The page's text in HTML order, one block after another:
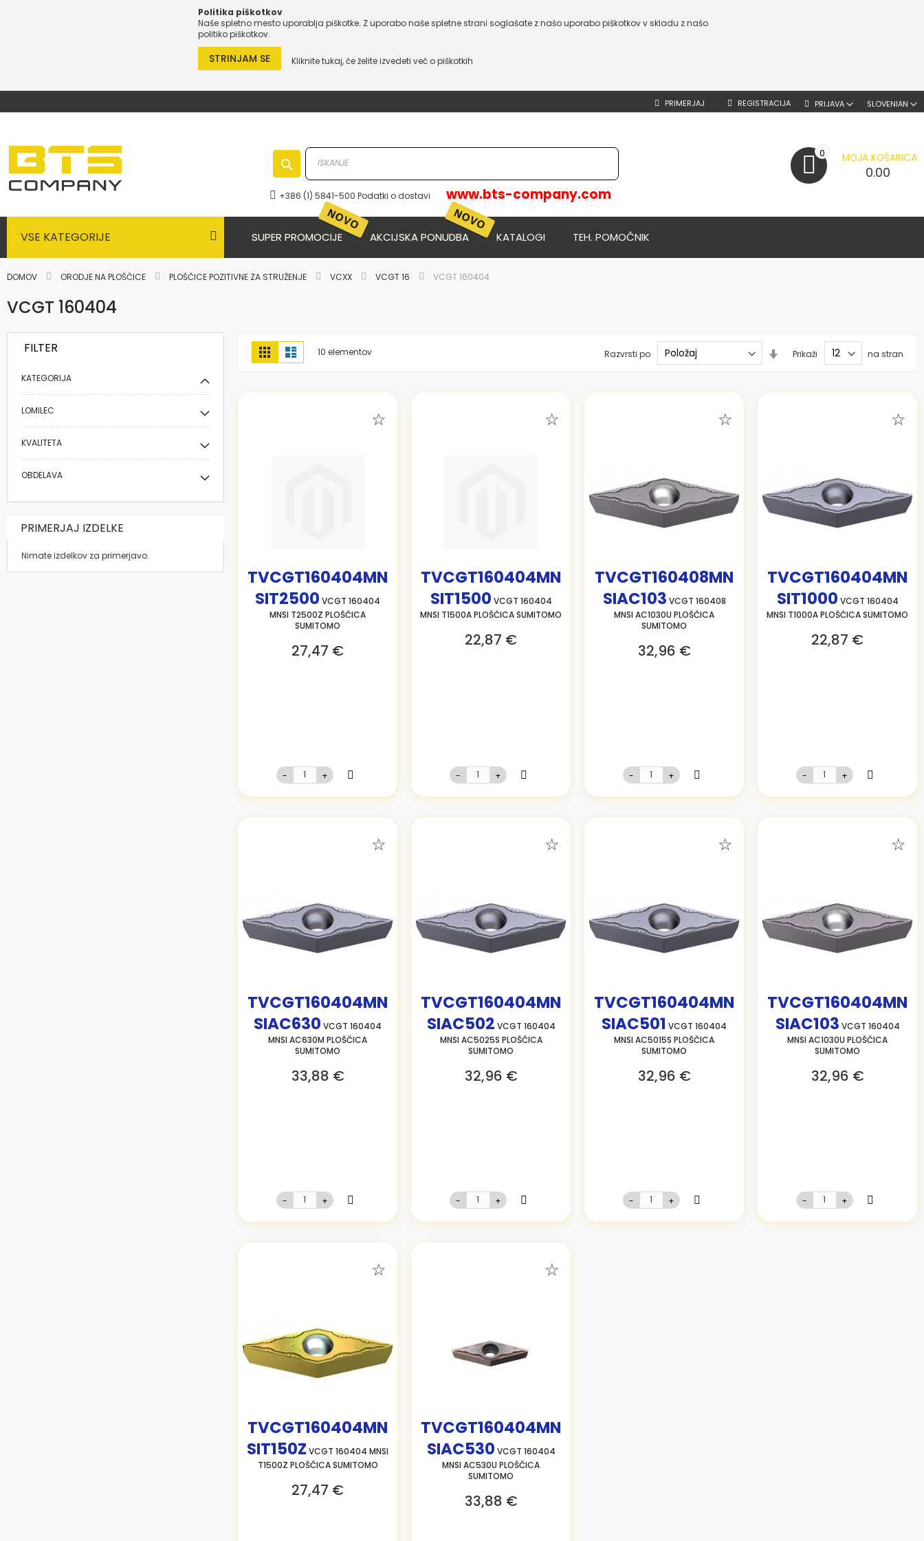
Politika piškotkov
Naše spletno mesto uporablja piškotke. Z uporabo naše spletne strani soglašate z našo uporabo piškotkov v skladu z našo
politiko piškotkov.
Kliknite tukaj, če želite izvedeti več o piškotkih
STRINJAM SE
SLOVENIAN
PRIMERJAJ PRIJAVA
REGISTRACIJA
+386 (1) 5841-500 Podatki o dostavi www.bts-company.com
MOJA KOŠARICA
0.00
0
VSE KATEGORIJE SUPER PROMOCIJE AKCIJSKA PONUDBA KATALOGI TEH. POMOČNIK
DOMOV ORODJE NA PLOŠČICE PLOŠČICE POZITIVNE ZA STRUŽENJE VCXX VCGT 16 VCGT 160404
VCGT 160404
Prikaži
kot
MrežaSeznam
10 elementov Prikaži na stran
Razvrsti po
Nastavi
TVCGT160404MN
SIT2500 VCGT 160404
MNSI T2500Z PLOŠČICA
SUMITOMO
27,47 €
- +
TVCGT160404MN
SIT1500 VCGT 160404
MNSI T1500A PLOŠČICA SUMITOMO
22,87 €
- +
TVCGT160408MN
SIAC103 VCGT 160408
MNSI AC1030U PLOŠČICA
SUMITOMO
32,96 €
- +
TVCGT160404MN
SIT1000 VCGT 160404
MNSI T1000A PLOŠČICA SUMITOMO
22,87 €
- +
TVCGT160404MN
SIAC630 VCGT 160404
MNSI AC630M PLOŠČICA
SUMITOMO
33,88 €
- +
TVCGT160404MN
SIAC502 VCGT 160404
MNSI AC5025S PLOŠČICA
SUMITOMO
32,96 €
- +
TVCGT160404MN
SIAC501 VCGT 160404
MNSI AC5015S PLOŠČICA
SUMITOMO
32,96 €
- +
TVCGT160404MN
SIAC103 VCGT 160404
MNSI AC1030U PLOŠČICA
SUMITOMO
32,96 €
- +
TVCGT160404MN
SIT150Z VCGT 160404 MNSI
T1500Z PLOŠČICA SUMITOMO
27,47 €
TVCGT160404MN
SIAC530 VCGT 160404
MNSI AC530U PLOŠČICA
SUMITOMO
33,88 €
FILTER
KATEGORIJA
LOMILEC
KVALITETA
OBDELAVA
PRIMERJAJ IZDELKE
Nimate izdelkov za primerjavo.